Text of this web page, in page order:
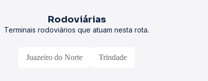
Rodoviárias
Terminais rodoviários que atuam nesta rota.
Juazeiro do Norte Trindade